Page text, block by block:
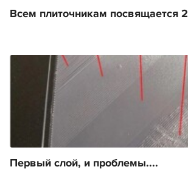
Всем плиточникам посвящается 2
Первый слой, и проблемы....